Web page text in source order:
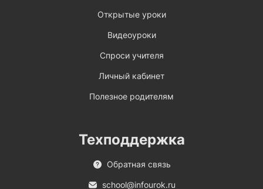
Открытые уроки
Видеоуроки
Спроси учителя
Личный кабинет
Полезное родителям
Техподдержка
Обратная связь
school@infourok.ru